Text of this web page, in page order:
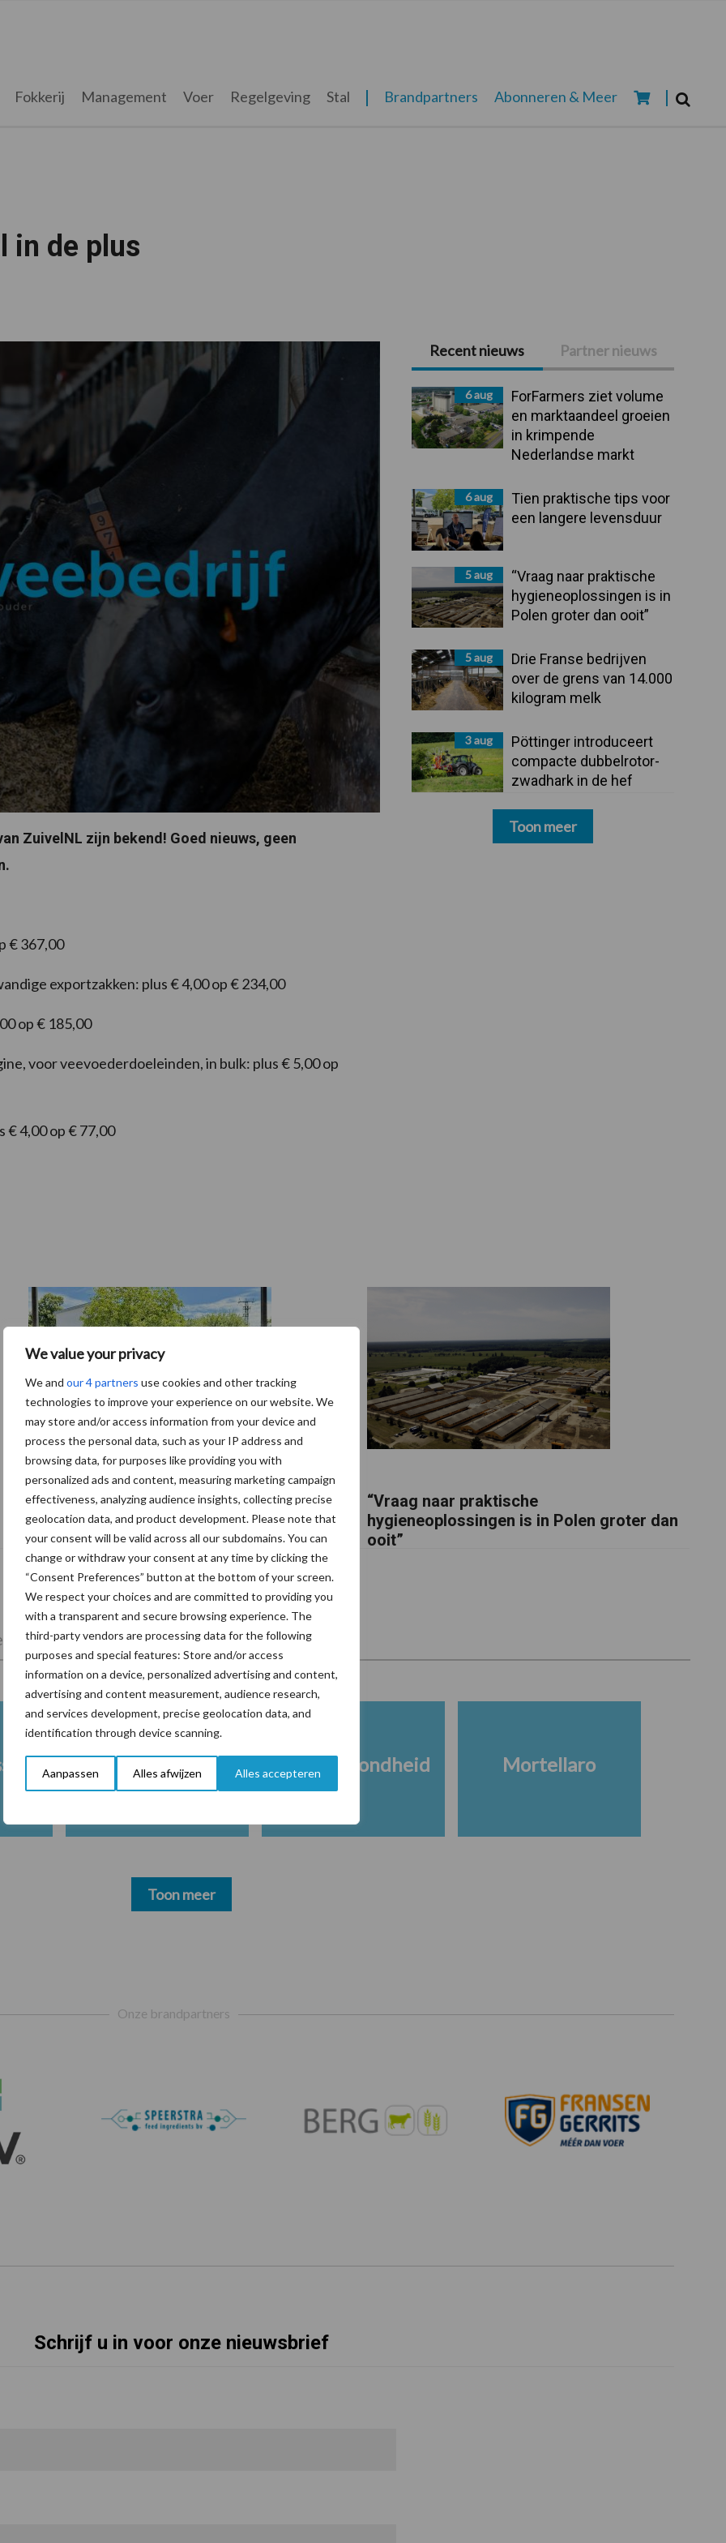
We value your privacy
We and our 4 partners use cookies and other tracking
technologies to improve your experience on our website. We
may store and/or access information from your device and
process the personal data, such as your IP address and
browsing data, for purposes like providing you with
personalized ads and content, measuring marketing campaign
effectiveness, analyzing audience insights, collecting precise
geolocation data, and product development. Please note that
your consent will be valid across all our subdomains. You can
change or withdraw your consent at any time by clicking the
“Consent Preferences” button at the bottom of your screen.
We respect your choices and are committed to providing you
with a transparent and secure browsing experience. The
third-party vendors are processing data for the following
purposes and special features: Store and/or access
information on a device, personalized advertising and content,
advertising and content measurement, audience research,
and services development, precise geolocation data, and
identification through device scanning.
Aanpassen Alles afwijzen Alles accepteren
Fokkerij Management Voer Regelgeving Stal Brandpartners Abonneren & Meer
in de plus
ZuivelNL zijn bekend! Goed nieuws, geen
€ 367,00
exportzakken: plus € 4,00 op € 234,00
op € 185,00
voor veevoederdoeleinden, in bulk: plus € 5,00 op
€ 4,00 op € 77,00
Primaire
Sidebar
Recent nieuws Partner nieuws
6 aug
ForFarmers ziet volume
en marktaandeel groeien
in krimpende
Nederlandse markt
6 aug
Tien praktische tips voor
een langere levensduur
5 aug
“Vraag naar praktische
hygieneoplossingen is in
Polen groter dan ooit”
5 aug
Drie Franse bedrijven
over de grens van 14.000
kilogram melk
3 aug
Pöttinger introduceert
compacte dubbelrotor-
zwadhark in de hef
Toon meer
Tien praktische tips voor een langere
levensduur
“Vraag naar praktische
hygieneoplossingen is in Polen groter dan
ooit”
Veevoer Wet en regelgeving
Ketose Klauwgezondheid Mortellaro
Toon meer
Onze brandpartners
Schrijf u in voor onze nieuwsbrief